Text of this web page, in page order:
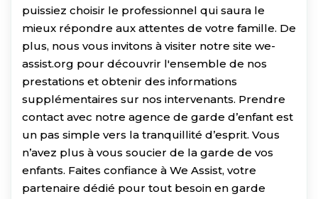
puissiez choisir le professionnel qui saura le
mieux répondre aux attentes de votre famille. De
plus, nous vous invitons à visiter notre site we-
assist.org pour découvrir l'ensemble de nos
prestations et obtenir des informations
supplémentaires sur nos intervenants. Prendre
contact avec notre agence de garde d’enfant est
un pas simple vers la tranquillité d’esprit. Vous
n’avez plus à vous soucier de la garde de vos
enfants. Faites confiance à We Assist, votre
partenaire dédié pour tout besoin en garde